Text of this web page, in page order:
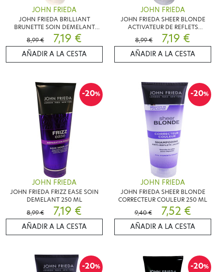
JOHN FRIEDA
JOHN FRIEDA BRILLIANT
BRUNETTE SOIN DEMELANT
NUTRITION 250ML
8,99 € 7,19 €
AÑADIR A LA CESTA
JOHN FRIEDA
JOHN FRIEDA SHEER BLONDE
ACTIVATEUR DE REFLETS
SHAMPOOING NUTRITION
250ML
8,99 € 7,19 €
AÑADIR A LA CESTA
-20%
JOHN FRIEDA
JOHN FRIEDA FRIZZ EASE SOIN
DEMELANT 250 ML
8,99 €
7,19 €
AÑADIR A LA CESTA
-20%
JOHN FRIEDA
JOHN FRIEDA SHEER BLONDE
CORRECTEUR COULEUR 250 ML
9,40 €
7,52 €
AÑADIR A LA CESTA
-20% -20%